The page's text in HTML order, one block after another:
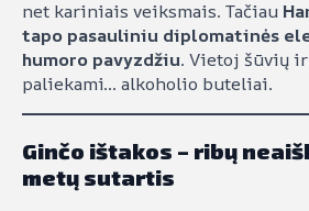
net kariniais veiksmais. Tačiau
tapo pasauliniu diplomatinės
humoro pavyzdžiu. Vietoj šūvių
paliekami… alkoholio buteliai.
Ginčo ištakos – ribų
metų sutartis